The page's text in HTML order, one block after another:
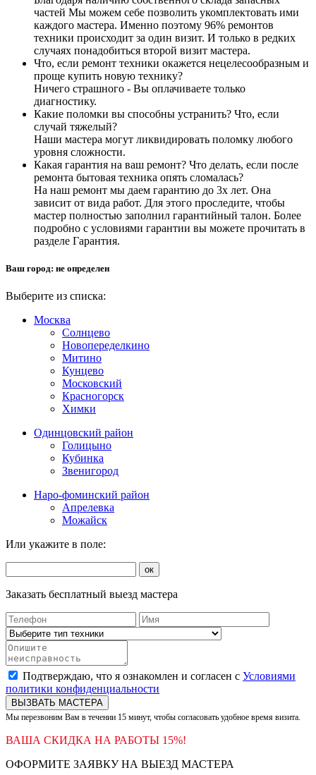
частей Мы можем себе позволить укомплектовать ими
каждого мастера. Именно поэтому 96% ремонтов
техники происходит за один визит. И только в редких
случаях понадобиться второй визит мастера.
Что, если ремонт техники окажется нецелесообразным и
проще купить новую технику?
Ничего страшного - Вы оплачиваете только
диагностику.
Какие поломки вы способны устранить? Что, если
случай тяжелый?
Наши мастера могут ликвидировать поломку любого
уровня сложности.
Какая гарантия на ваш ремонт? Что делать, если после
ремонта бытовая техника опять сломалась?
На наш ремонт мы даем гарантию до 3х лет. Она
зависит от вида работ. Для этого проследите, чтобы
мастер полностью заполнил гарантийный талон. Более
подробно с условиями гарантии вы можете прочитать в
разделе Гарантия.
Ваш город: не определен
Выберите из списка:
Москва
Солнцево
Новопеределкино
Митино
Кунцево
Московский
Красногорск
Химки
Одинцовский район
Голицыно
Кубинка
Звенигород
Наро-фоминский район
Апрелевка
Можайск
Или укажите в поле:
ок
Заказать бесплатный выезд мастера
Подтверждаю, что я ознакомлен и согласен с Условиями
политики конфиденциальности
ВЫЗВАТЬ МАСТЕРА
Мы перезвоним Вам в течении 15 минут, чтобы согласовать удобное время визита.
ВАША СКИДКА НА РАБОТЫ 15%!
ОФОРМИТЕ ЗАЯВКУ НА ВЫЕЗД МАСТЕРА